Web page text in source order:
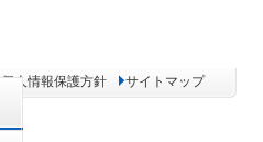
個人情報保護方針 サイトマップ